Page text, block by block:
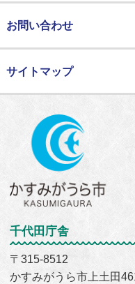
お問い合わせ
サイトマップ
千代田庁舎
〒315-8512
かすみがうら市上土田